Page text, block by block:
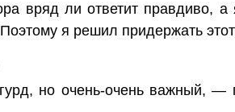
вряд ли ответит правдиво,
я решил придержать
но очень-очень важный,